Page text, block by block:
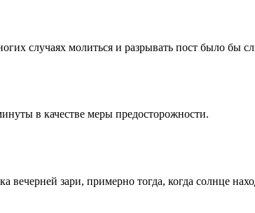
случаях молиться и разрывать пост было бы
в качестве меры предосторожности.
зари, примерно тогда, когда солнце